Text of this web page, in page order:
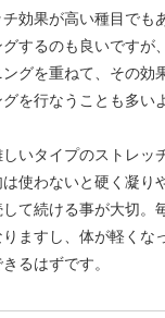
効果が高い種目でも
するのも良いですが
グを重ねて、その効
を行なうことも多い
いタイプのストレッ
使わないと硬く凝り
て続ける事が大切。
ますし、体が軽くな
るはずです。